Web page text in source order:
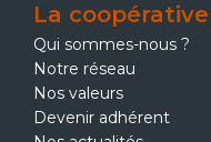
La coopérative
Qui sommes-nous ?
Notre réseau
Nos valeurs
Devenir adhérent